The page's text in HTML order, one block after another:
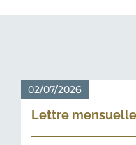
02/07/2026
Lettre